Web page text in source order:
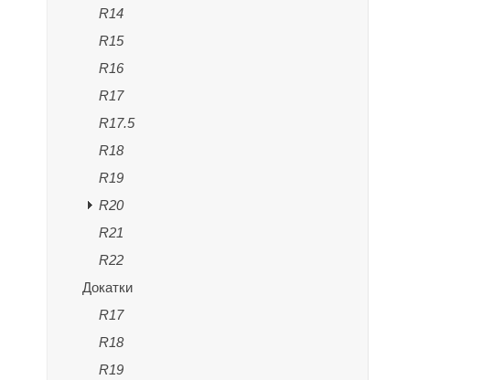
R14
R15
R16
R17
R17.5
R18
R19
R20
R21
R22
Докатки
R17
R18
R19